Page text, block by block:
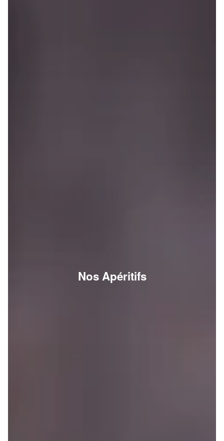
Nos Apéritifs